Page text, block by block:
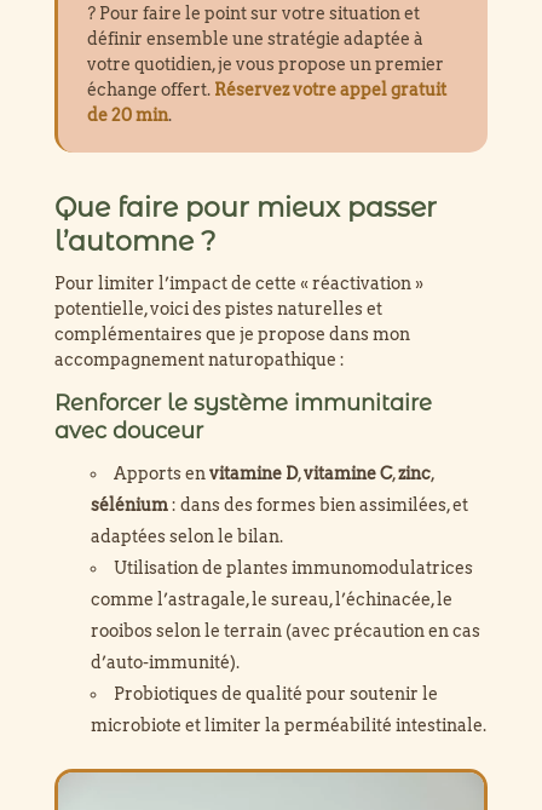
? Pour faire le point sur votre situation et
définir ensemble une stratégie adaptée à
votre quotidien, je vous propose un premier
échange offert. Réservez votre appel gratuit
de 20 min.
Que faire pour mieux passer
l’automne ?
Pour limiter l’impact de cette « réactivation »
potentielle, voici des pistes naturelles et
complémentaires que je propose dans mon
accompagnement naturopathique :
Renforcer le système immunitaire
avec douceur
Apports envitamine D,vitamine C,zinc,
sélénium: dans des formes bien assimilées, et
adaptées selon le bilan.
Utilisation de plantes immunomodulatrices
comme l’astragale, le sureau, l’échinacée, le
rooibos selon le terrain (avec précaution en cas
d’auto-immunité).
Probiotiques de qualité pour soutenir le
microbiote et limiter la perméabilité intestinale.